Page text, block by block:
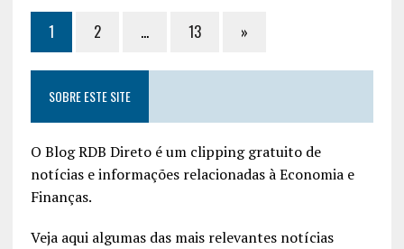
1 2 … 13 »
SOBRE ESTE SITE
O Blog RDB Direto é um clipping gratuito de
notícias e informações relacionadas à Economia e
Finanças.
Veja aqui algumas das mais relevantes notícias